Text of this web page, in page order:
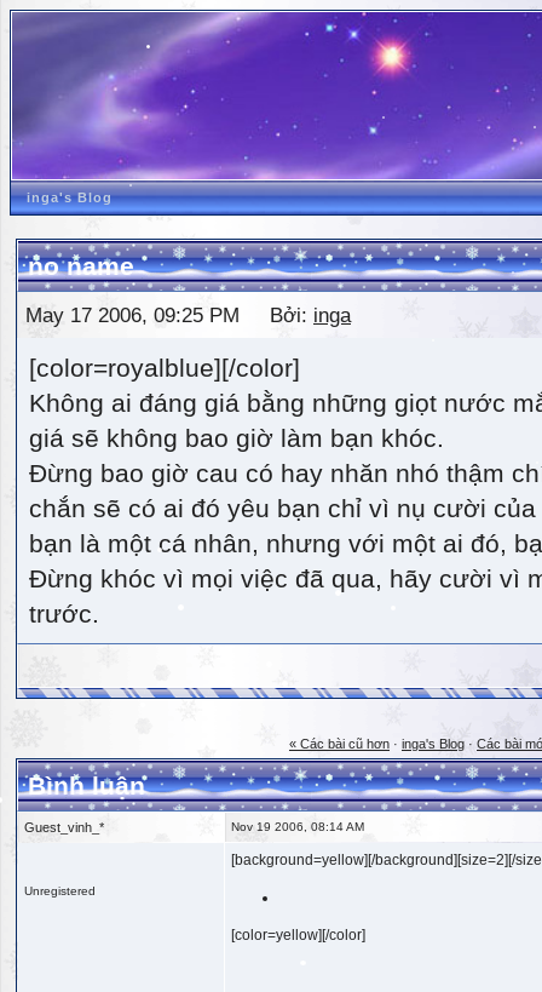
inga's Blog
no name
May 17 2006, 09:25 PM Bởi: inga
[color=royalblue][/color]
Không ai đáng giá bằng những giọt nước
giá sẽ không bao giờ làm bạn khóc.
Đừng bao giờ cau có hay nhăn nhó thậm
chắn sẽ có ai đó yêu bạn chỉ vì nụ cười
bạn là một cá nhân, nhưng với một ai đó,
Đừng khóc vì mọi việc đã qua, hãy cười vì
trước.
« Các bài cũ hơn · inga's Blog · Các bài
Bình luận
Guest_vinh_* Nov 19 2006, 08:14 AM
Unregistered
[background=yellow][/background][size=2][/
[color=yellow][/color]